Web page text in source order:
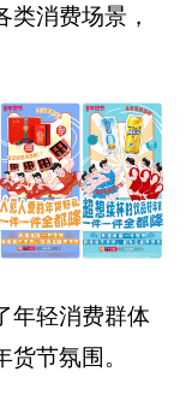
消费场景，
年轻消费群体
节氛围。